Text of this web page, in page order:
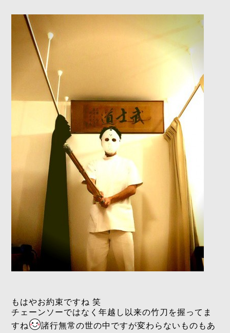
もはやお約束ですね 笑
チェーンソーではなく年越し以来の竹刀を握ってま
すね
諸行無常の世の中ですが変わらないものもあ